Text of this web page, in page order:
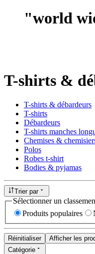
"world
T-shirts &
T-shirts & débardeurs
T-shirts
Débardeurs
T-shirts manches
Chemises &
Polos
Robes t-shirt
Bodies & pyjamas
Trier par
Sélectionner un
Produits populaires
Réinitialiser
Afficher les
Catégorie